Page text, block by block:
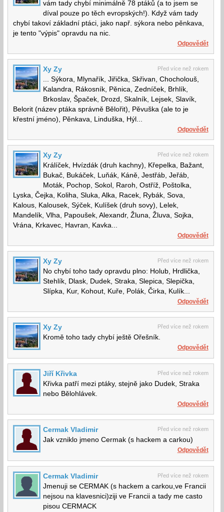
vám tady chybí minimálně 78 ptáků (a to jsem se
díval pouze po těch evropských!). Když vám tady
chybí takoví základní ptáci, jako např. sýkora nebo pěnkava,
je tento "výpis" opravdu na nic.
Odpovědět
Před více než rokem
Xy Zy
... Sýkora, Mlynařík, Jiřička, Skřivan, Chocholouš,
Kalandra, Rákosník, Pěnica, Zedníček, Brhlík,
Brkoslav, Špaček, Drozd, Skalník, Lejsek, Slavík,
Belorit (název ptáka správně Bělořit), Pěvuška (ale to je
křestní jméno), Pěnkava, Linduška, Hýl...
Odpovědět
Před více než rokem
Xy Zy
Králíček, Hvízdák (druh kachny), Křepelka, Bažant,
Bukač, Bukáček, Luňák, Káně, Jestřáb, Jeřáb,
Moták, Pochop, Sokol, Raroh, Ostříž, Poštolka,
Lyska, Čejka, Koliha, Sluka, Alka, Racek, Rybák, Sova,
Kalous, Kalousek, Sýček, Kulíšek (druh sovy), Lelek,
Mandelík, Vlha, Papoušek, Alexandr, Žluna, Žluva, Sojka,
Vrána, Krkavec, Havran, Kavka...
Odpovědět
Před více než rokem
Xy Zy
No chybí toho tady opravdu plno: Holub, Hrdlička,
Stehlík, Dlask, Dudek, Straka, Slepica, Slepička,
Slípka, Kur, Kohout, Kuře, Polák, Čirka, Kulík...
Odpovědět
Před více než rokem
Xy Zy
Kromě toho tady chybí ještě Ořešník.
Odpovědět
Před více než rokem
Jiří Křivka
Křivka patří mezi ptáky, stejně jako Dudek, Straka
nebo Bělohlávek.
Odpovědět
Před více než rokem
Cermak Vladimir
Jak vzniklo jmeno Cermak (s hackem a carkou)
Odpovědět
Před více než rokem
Cermak Vladimir
Jmenuji se CERMAK (s hackem a carkou,ve Francii
nejsou na klavesnici)ziji ve Francii a tady me casto
pisou CERMACK